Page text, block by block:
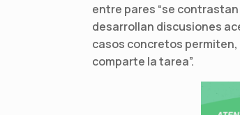
entre pares “se
desarrollan discusiones
casos concretos
comparte la tarea”.